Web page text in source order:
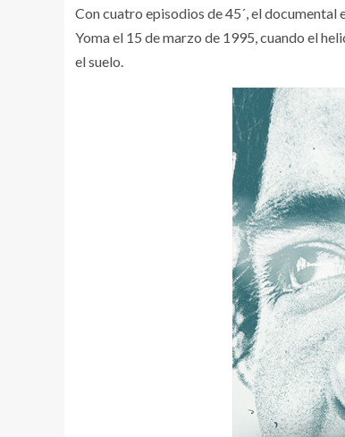
Con cuatro episodios de 45´, el documental
Yoma el 15 de marzo de 1995, cuando el
el suelo.